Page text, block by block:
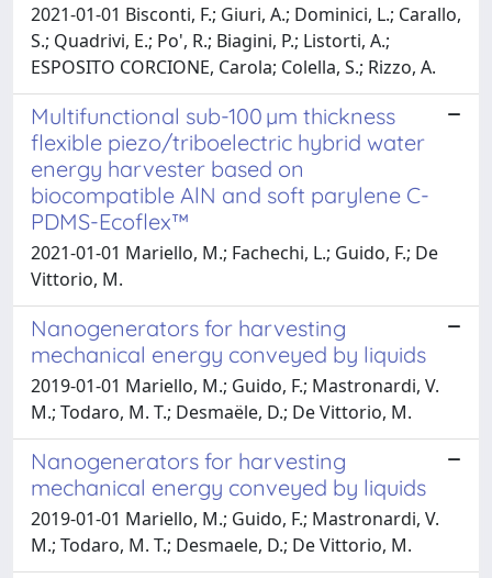
2021-01-01 Bisconti, F.; Giuri, A.; Dominici, L.; Carallo,
S.; Quadrivi, E.; Po', R.; Biagini, P.; Listorti, A.;
ESPOSITO CORCIONE, Carola; Colella, S.; Rizzo, A.
Multifunctional sub-100 µm thickness
flexible piezo/triboelectric hybrid water
energy harvester based on
biocompatible AlN and soft parylene C-
PDMS-Ecoflex™
2021-01-01 Mariello, M.; Fachechi, L.; Guido, F.; De
Vittorio, M.
Nanogenerators for harvesting
mechanical energy conveyed by liquids
2019-01-01 Mariello, M.; Guido, F.; Mastronardi, V.
M.; Todaro, M. T.; Desmaële, D.; De Vittorio, M.
Nanogenerators for harvesting
mechanical energy conveyed by liquids
2019-01-01 Mariello, M.; Guido, F.; Mastronardi, V.
M.; Todaro, M. T.; Desmaele, D.; De Vittorio, M.